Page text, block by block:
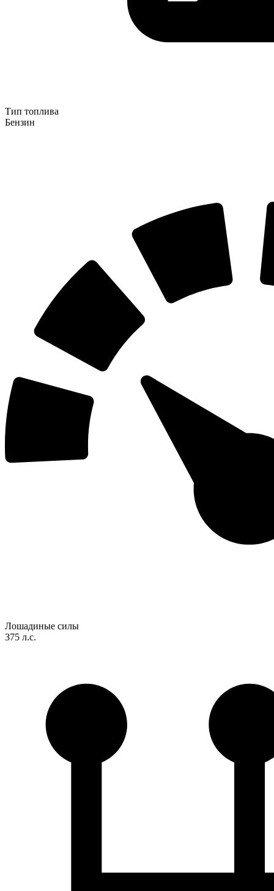
Тип топлива
Бензин
Лошадиные силы
375 л.с.